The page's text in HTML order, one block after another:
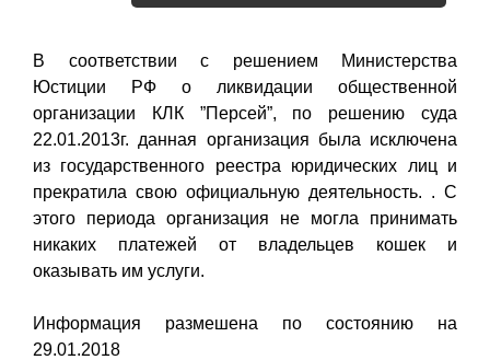
В соответствии с решением Министерства
Юстиции РФ о ликвидации общественной
организации КЛК ”Персей”, по решению суда
22.01.2013г. данная организация была исключена
из государственного реестра юридических лиц и
прекратила свою официальную деятельность. . С
этого периода организация не могла принимать
никаких платежей от владельцев кошек и
оказывать им услуги.
Информация размешена по состоянию на
29.01.2018